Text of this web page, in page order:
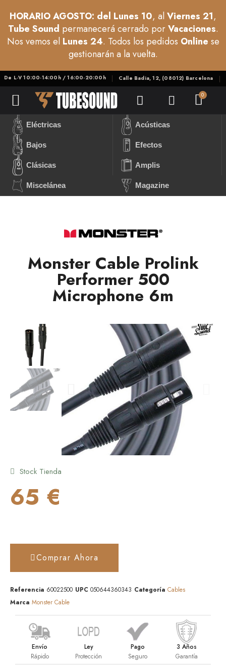
HORARIO AGOSTO: del Lunes 10, alViernes 21,
Tube Sound permanecerá cerrado porVacaciones.
Nos vemos el Lunes 24. Todos los pedidos Online se
gestionarán a la vuelta.
De L-V 10:00-14:00h / 16:00-20:00h Calle Badia, 12, (08012) Barcelona
Eléctricas Acústicas
Bajos Efectos
Clásicas Amplis
Miscelánea Magazine
Monster Cable Prolink
Performer 500
Microphone 6m
Stock Tienda
65 €
Comprar Ahora
Referencia 60022500 UPC 050644360343 Categoría Cables
Marca Monster Cable
Envío
Rápido
Ley
Protección
Pago
Seguro
3 Años
Garantía